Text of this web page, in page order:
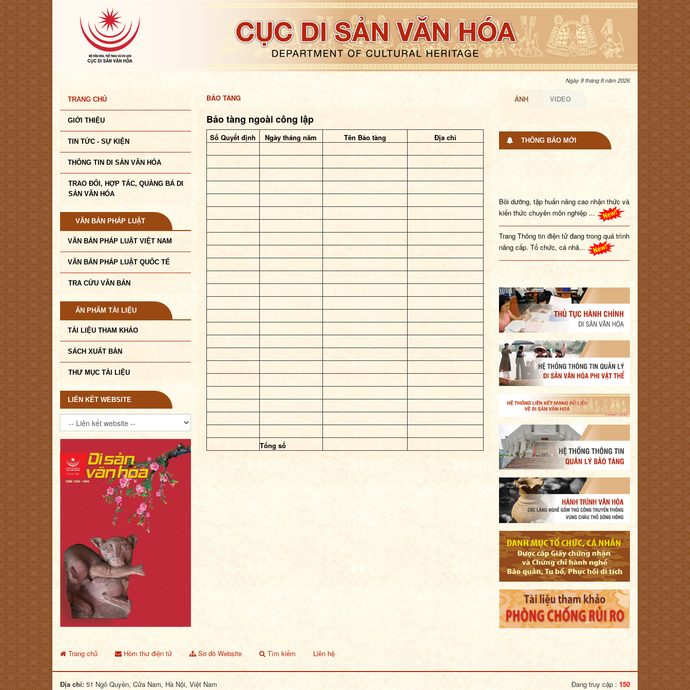
Ngày 8 tháng 8 năm 2026
TRANG CHỦ
GIỚI THIỆU
TIN TỨC - SỰ KIỆN
THÔNG TIN DI SẢN VĂN HÓA
TRAO ĐỔI, HỢP TÁC, QUẢNG BÁ DI
SẢN VĂN HÓA
VĂN BẢN PHÁP LUẬT
VĂN BẢN PHÁP LUẬT VIỆT NAM
VĂN BẢN PHÁP LUẬT QUỐC TẾ
TRA CỨU VĂN BẢN
ẤN PHẨM TÀI LIỆU
TÀI LIỆU THAM KHẢO
SÁCH XUẤT BẢN
THƯ MỤC TÀI LIỆU
LIÊN KẾT WEBSITE
BẢO TÀNG
Bảo tàng ngoài công lập
Số Quyết định Ngày tháng năm Tên Bảo tàng Địa chỉ
Tổng số
ẢNH VIDEO
THÔNG BÁO MỚI
Bồi dưỡng, tập huấn nâng cao nhận thức và
kiến thức chuyên môn nghiệp ...
Trang Thông tin điện tử đang trong quá trình
nâng cấp. Tổ chức, cá nhâ...
Trang chủ Hòm thư điện tử Sơ đồ Website Tìm kiếm Liên hệ
Địa chỉ: 51 Ngô Quyền, Cửa Nam, Hà Nội, Việt Nam
Đang truy cập : 150